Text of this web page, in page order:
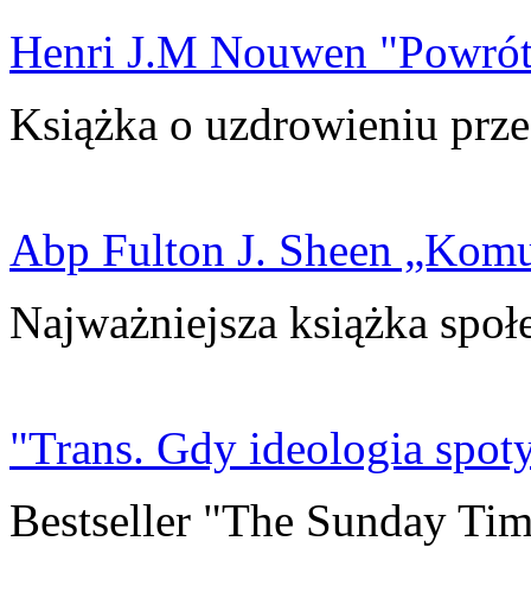
Henri J.M Nouwen
Książka o uzdrowieniu
Abp Fulton J. Sheen
Najważniejsza książka
"Trans. Gdy ideologia
Bestseller "The Sunday